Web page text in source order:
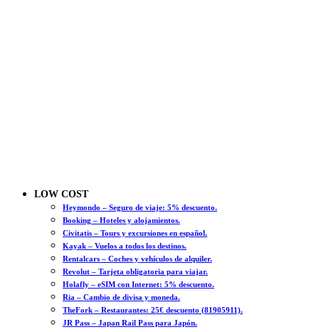
LOW COST
Heymondo – Seguro de viaje: 5% descuento.
Booking – Hoteles y alojamientos.
Civitatis – Tours y excursiones en español.
Kayak – Vuelos a todos los destinos.
Rentalcars – Coches y vehículos de alquiler.
Revolut – Tarjeta obligatoria para viajar.
Holafly – eSIM con Internet: 5% descuento.
Ria – Cambio de divisa y moneda.
TheFork – Restaurantes: 25€ descuento (81905911).
JR Pass – Japan Rail Pass para Japón.